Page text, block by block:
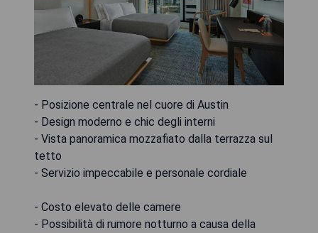
- Posizione centrale nel cuore di Austin
- Design moderno e chic degli interni
- Vista panoramica mozzafiato dalla terrazza sul
tetto
- Servizio impeccabile e personale cordiale
- Costo elevato delle camere
- Possibilità di rumore notturno a causa della